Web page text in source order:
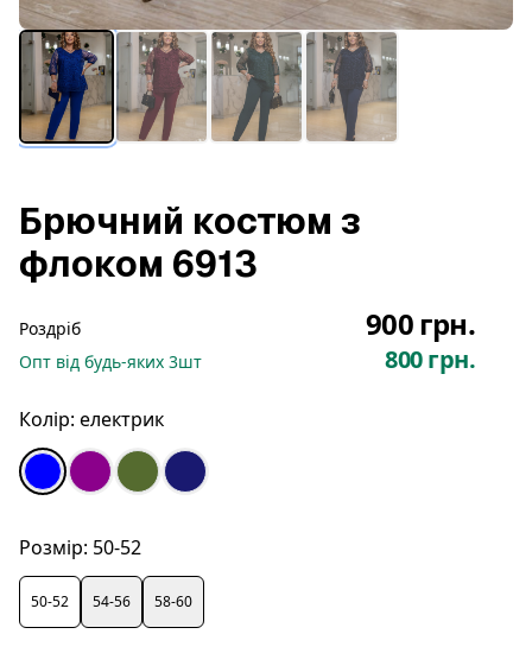
Брючний костюм з
флоком 6913
Роздріб 900 грн.
Опт від будь-яких 3шт 800 грн.
Колір: електрик
Розмір: 50-52
50-52 54-56 58-60